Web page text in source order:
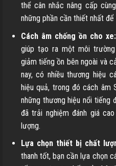
thể cân nhắc nâng cấp
những phần cần thiết nhất
Cách âm chống ồn cho xe:
giúp tạo ra một môi
giảm tiếng ồn bên ngoài và
nay, có nhiều thương hiệu
hiệu quả, trong đócách âm
những thương hiệu nổi tiếng
đã trải nghiệm đánh giá
lượng.
Lựa chọn thiết bị chất
thanh tốt, bạn cần lựa chọn